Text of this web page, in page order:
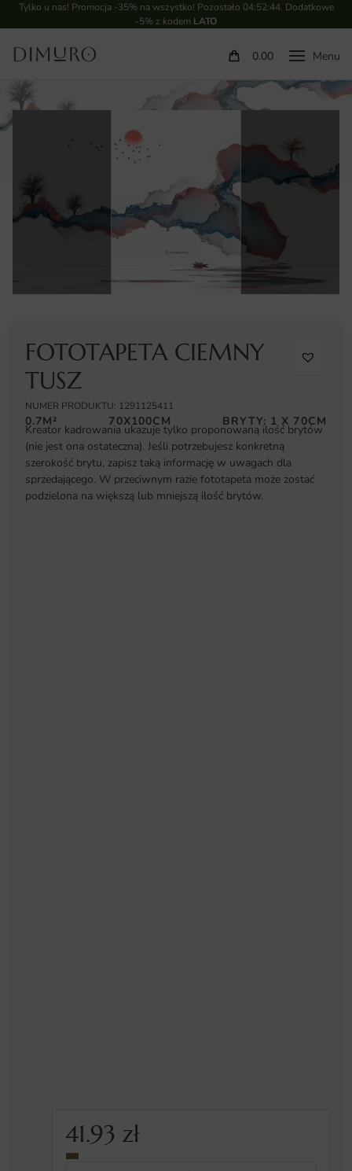
Tylko u nas! Promocja -35% na wszystko! Pozostało 04:52:43. Dodatkowe
-5% z kodem LATO
0.00
FOTOTAPETA CIEMNY
TUSZ
NUMER PRODUKTU: 1291125411
0.7M² 70X100CM BRYTY: 1 X 70CM
Kreator kadrowania ukazuje tylko proponowaną ilość brytów
(nie jest ona ostateczna). Jeśli potrzebujesz konkretną
szerokość brytu, zapisz taką informację w uwagach dla
sprzedającego. W przeciwnym razie fototapeta może zostać
podzielona na większą lub mniejszą ilość brytów.
41.93zł